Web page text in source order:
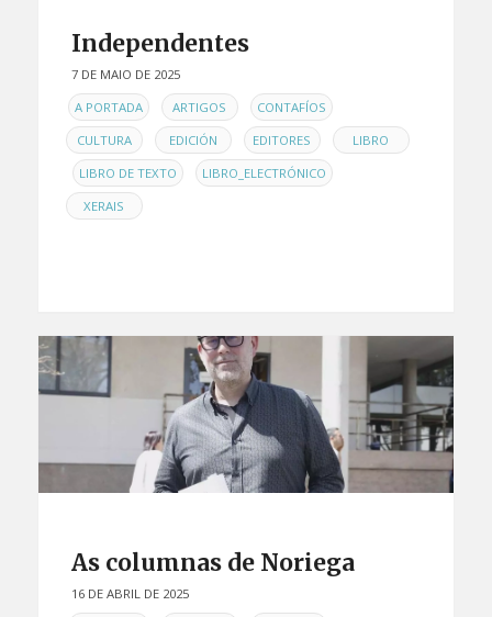
Independentes
7 DE MAIO DE 2025
ENA PORTADA , ARTIGOS , CONTAFÍOS ,
CULTURA , EDICIÓN , EDITORES ,
LIBRO
LIBRO DE TEXTO , LIBRO_ELECTRÓNICO ,
XERAIS
As columnas de Noriega
16 DE ABRIL DE 2025